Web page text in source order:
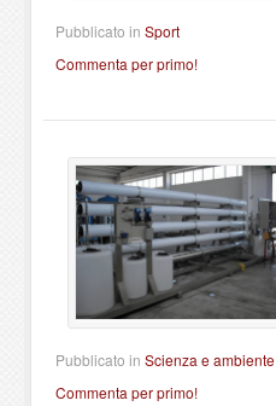
Pubblicato in Sport
Commenta per primo!
Pubblicato in Scienza e ambiente
Commenta per primo!